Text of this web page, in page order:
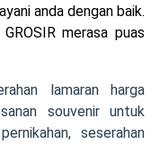
anda dengan baik.
merasa puas
lamaran harga
souveniruntuk
,seserahan